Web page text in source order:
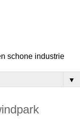
schone industrie
▼